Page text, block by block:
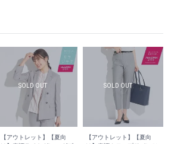
【アウトレット】【夏向
【アウトレット】【夏向